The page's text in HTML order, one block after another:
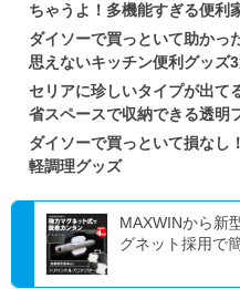
ちゃうよ！多機能すぎる便利
ダイソーで買っといて助かっ
思えないキッチン便利グッズ
セリアに珍しいタイプが出て
省スペースで収納できる透明
ダイソーで買っといて損な
軽調理グッズ
MAXWINから新
グネット採用で